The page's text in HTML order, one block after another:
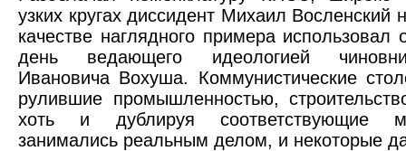
узких кругах диссидент Михаил Восленский
качестве наглядного примера использовал
день ведающего идеологией
Ивановича Вохуша. Коммунистические
рулившие промышленностью,
хоть и дублируя соответствующие
занимались реальным делом, и некоторые